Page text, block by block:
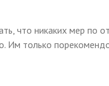
что никаких мер
Им только